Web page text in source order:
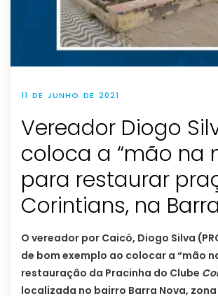
11 DE JUNHO DE 2021
Vereador Diogo
coloca a “mão na
para restaurar
Corintians, na
O vereador por Caicó, Diogo Silva
de bom exemplo ao colocar a “mão
restauração da Pracinha do Clube
localizada no bairro Barra Nova,